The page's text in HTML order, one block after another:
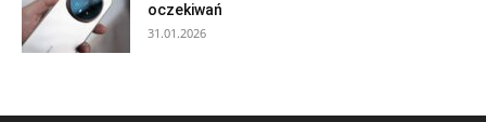
oczekiwań
31.01.2026